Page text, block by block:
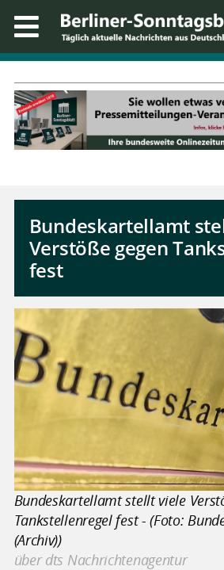
Bundeskartellamt
Verstöße gegen
fest
Bundeskartellamt stellt viele
Tankstellenregel fest - (Foto:
(Archiv))
über dts Nachrichtenagentur